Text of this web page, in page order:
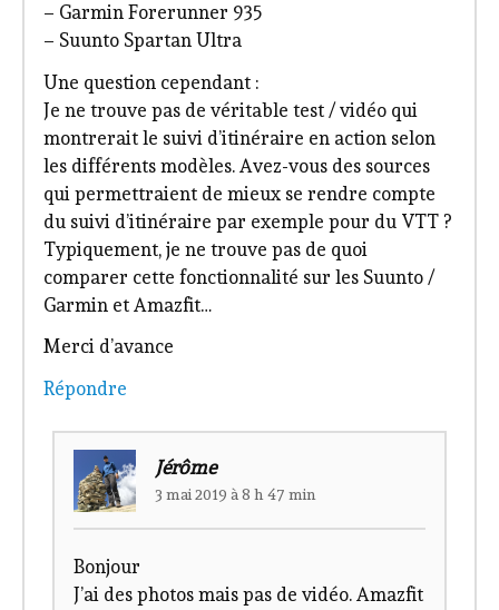
– Garmin Forerunner 935
– Suunto Spartan Ultra
Une question cependant :
Je ne trouve pas de véritable test / vidéo qui
montrerait le suivi d’itinéraire en action selon
les différents modèles. Avez-vous des sources
qui permettraient de mieux se rendre compte
du suivi d’itinéraire par exemple pour du VTT ?
Typiquement, je ne trouve pas de quoi
comparer cette fonctionnalité sur les Suunto /
Garmin et Amazfit…
Merci d’avance
Répondre
Jérôme
3 mai 2019 à 8 h 47 min
Bonjour
J’ai des photos mais pas de vidéo. Amazfit